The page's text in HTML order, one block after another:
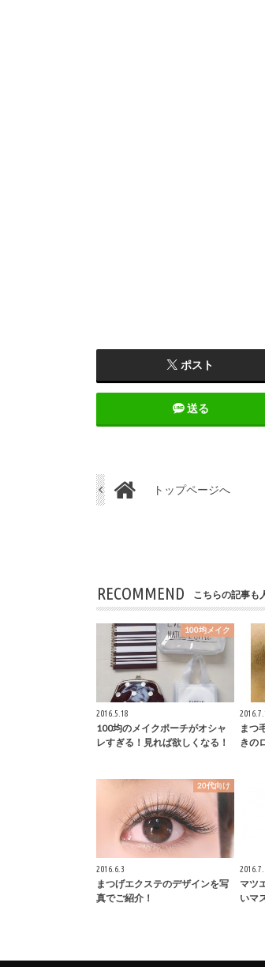
ポスト
送る
トップページへ
RECOMMEND こちらの記事も
100均メイク
2016.5.18
100均のメイクポーチがオシャ
レすぎる！見れば欲しくなる！
まつ
きの
20代向け
2016.6.3
まつげエクステのデザインを写
真でご紹介！
マツ
いマ